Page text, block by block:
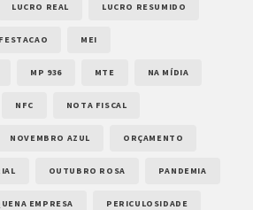
LUCRO REAL LUCRO RESUMIDO
MEI
MP 936 MTE NA MÍDIA
NFC NOTA FISCAL
NOVEMBRO AZUL ORÇAMENTO
OUTUBRO ROSA PANDEMIA
EMPRESA PERICULOSIDADE